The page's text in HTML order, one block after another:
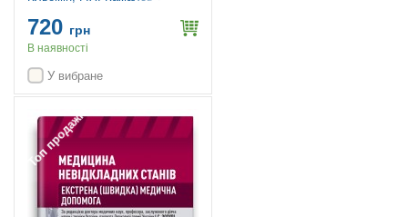
720 грн
В наявності
У вибране
Топ продажів